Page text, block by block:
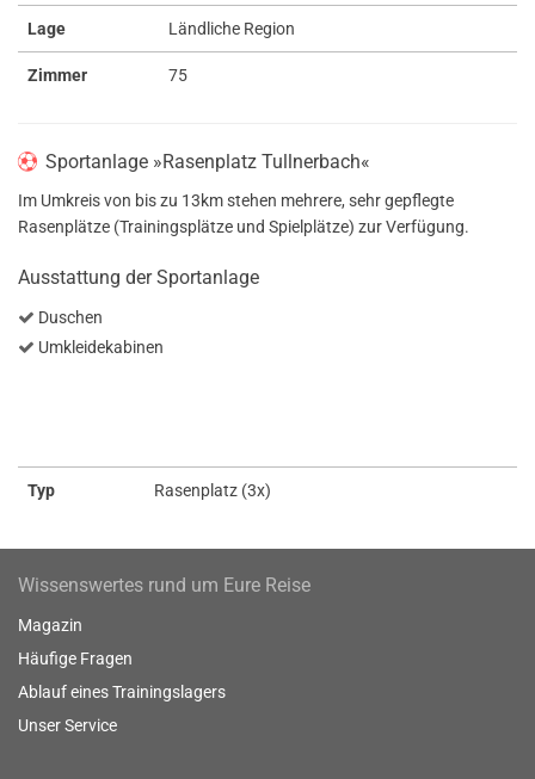
Lage Ländliche Region
Zimmer 75
Sportanlage »Rasenplatz Tullnerbach«
Im Umkreis von bis zu 13km stehen mehrere, sehr gepflegte
Rasenplätze (Trainingsplätze und Spielplätze) zur Verfügung.
Ausstattung der Sportanlage
Duschen
Umkleidekabinen
Typ Rasenplatz (3x)
Wissenswertes rund um Eure Reise
Magazin
Häufige Fragen
Ablauf eines Trainingslagers
Unser Service